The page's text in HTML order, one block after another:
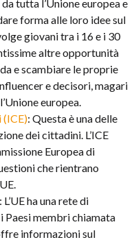
tutta l’Unione europea e
forma alle loro idee sul
giovani tra i 16 e i 30
altre opportunità
e scambiare le proprie
e decisori, magari
europea.
(ICE): Questa è una delle
dei cittadini. L’ICE
Europea di
che rientrano
ha una rete di
Paesi membri chiamata
informazioni sul